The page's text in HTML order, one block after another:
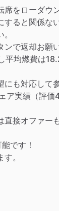
席をローダウ
ると関係ない
で返却お願
均燃費は
も対応して
ア実績（評価
接オファー
です！
。